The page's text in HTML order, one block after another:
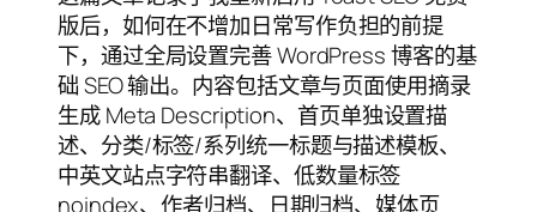
版后，如何在不增加日常写作负担的前提
下，通过全局设置完善 WordPress 博客的基
础 SEO 输出。内容包括文章与页面使用摘录
生成 Meta Description、首页单独设置描
述、分类/标签/系列统一标题与描述模板、
中英文站点字符串翻译、低数量标签
noindex、作者归档、日期归档、媒体页